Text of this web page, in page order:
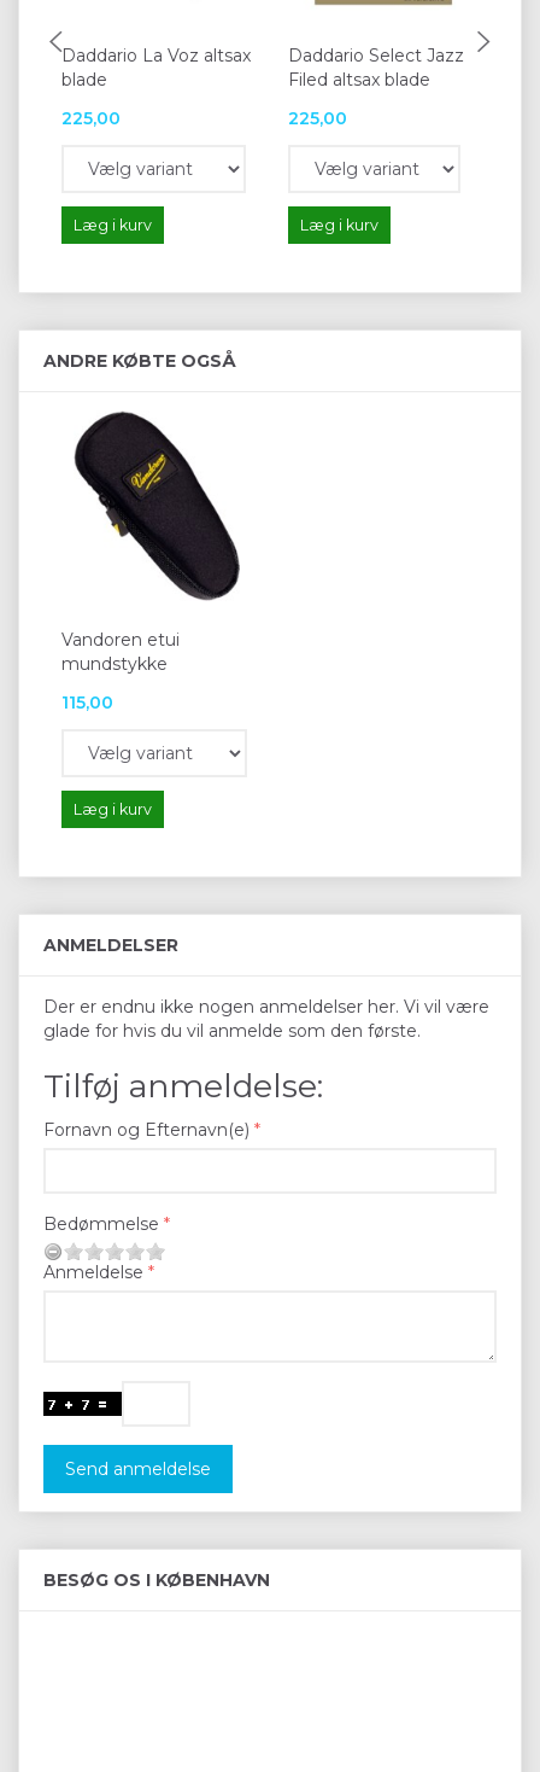
Daddario La Voz altsax
blade
225,00
Læg i kurv
Daddario Select Jazz
Filed altsax blade
225,00
Læg i kurv
ANDRE KØBTE OGSÅ
Vandoren etui
mundstykke
115,00
Læg i kurv
ANMELDELSER
Der er endnu ikke nogen anmeldelser her. Vi vil være
glade for hvis du vil anmelde som den første.
Tilføj anmeldelse:
Fornavn og Efternavn(e)
Bedømmelse
Anmeldelse
Send anmeldelse
BESØG OS I KØBENHAVN